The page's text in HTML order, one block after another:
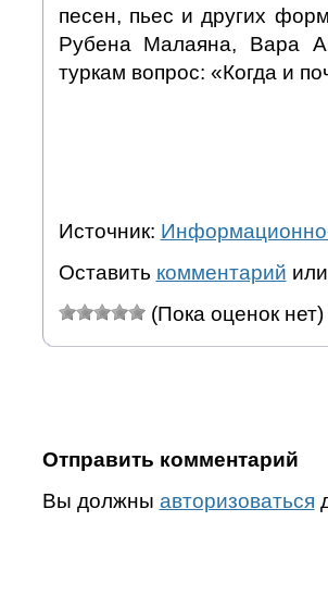
песен, пьес и других
Рубена Малаяна, Вара
туркам вопрос: «Когда и
Источник: Информационно-
Оставить комментарий или
(Пока оценок нет)
Отправить комментарий
Вы должны авторизоваться